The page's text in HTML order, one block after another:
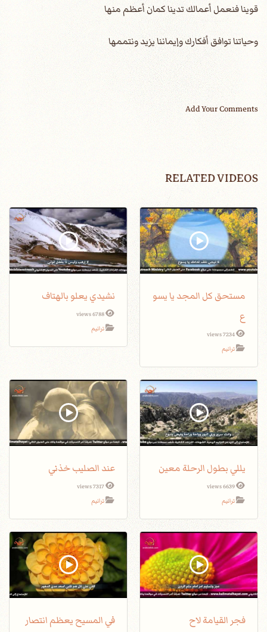
قوينا فنعمل أعمالك تدينا كمان أعظم منها
وحياتنا توافق أفكارك وإيماننا يزيد ونتممها
Add Your Comments
RELATED VIDEOS
مستحق كل المجد يا يسو
ع
7234 views
ترانيم
نشيدي يعلو بالهتاف
6788 views
ترانيم
يللي بطول الرحلة معين
6639 views
ترانيم
عند الصليب خذني
7317 views
ترانيم
فجر القيامة لاح
في المسيح يعظم انتصار